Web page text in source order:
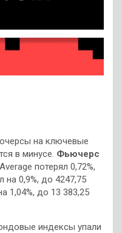
на ключевые
в минусе. Фьючерс
потерял 0,72%,
на 0,9%, до 4247,75
1,04%, до 13 383,25
индексы упали